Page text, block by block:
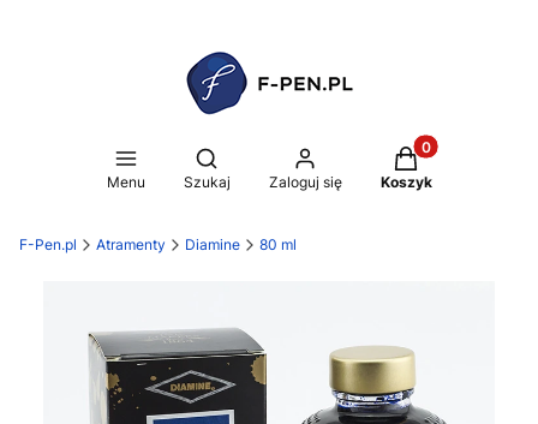
Menu
Otwórz wyszukiwarkę
Szukaj Zaloguj się
Produkty w
Koszyk
F-Pen.pl Atramenty Diamine 80 ml